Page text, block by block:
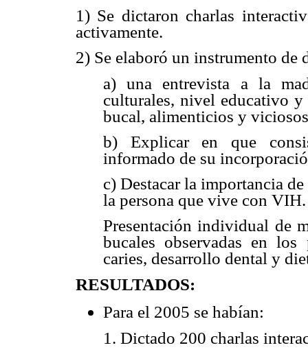
1) Se dictaron charlas
activamente.
2) Se elaboró un instrumento de
a) una entrevista a la
culturales, nivel educativo
bucal, alimenticios y viciosos
b)
Explicar en que
informado de su
c) Destacar la importancia
la persona que vive con VIH.
Presentación individual de
bucales observadas en
caries, desarrollo dental y
RESULTADOS:
Para el 2005 se habían:
1. Dictado 200 charlas